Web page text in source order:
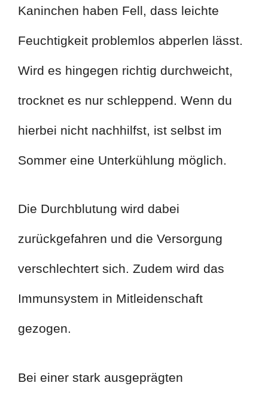
Kaninchen haben Fell, dass leichte
Feuchtigkeit problemlos abperlen lässt.
Wird es hingegen richtig durchweicht,
trocknet es nur schleppend. Wenn du
hierbei nicht nachhilfst, ist selbst im
Sommer eine Unterkühlung möglich.
Die Durchblutung wird dabei
zurückgefahren und die Versorgung
verschlechtert sich. Zudem wird das
Immunsystem in Mitleidenschaft
gezogen.
Bei einer stark ausgeprägten